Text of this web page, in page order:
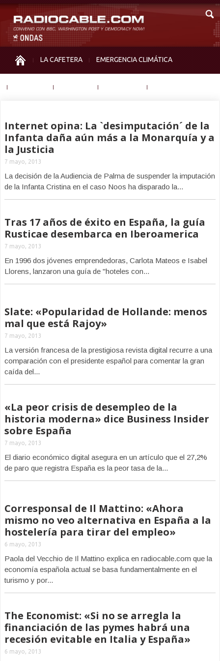
LA CAFETERA EMERGENCIA CLIMÁTICA
Internet opina: La `desimputación´ de la
Infanta daña aún más a la Monarquía y a
la Justicia
7 mayo, 2013
La decisión de la Audiencia de Palma de suspender la imputación
de la Infanta Cristina en el caso Noos ha disparado la...
Tras 17 años de éxito en España, la guía
Rusticae desembarca en Iberoamerica
7 mayo, 2013
En 1996 dos jóvenes emprendedoras, Carlota Mateos e Isabel
Llorens, lanzaron una guía de "hoteles con...
Slate: «Popularidad de Hollande: menos
mal que está Rajoy»
7 mayo, 2013
La versión francesa de la prestigiosa revista digital recurre a una
comparación con el presidente español para comentar la gran
caída del...
«La peor crisis de desempleo de la
historia moderna» dice Business Insider
sobre España
7 mayo, 2013
El diario económico digital asegura en un artículo que el 27,2%
de paro que registra España es la peor tasa de la...
Corresponsal de Il Mattino: «Ahora
mismo no veo alternativa en España a la
hostelería para tirar del empleo»
6 mayo, 2013
Paola del Vecchio de Il Mattino explica en radiocable.com que la
economía española actual se basa fundamentalmente en el
turismo y por...
The Economist: «Si no se arregla la
financiación de las pymes habrá una
recesión evitable en Italia y España»
6 mayo, 2013